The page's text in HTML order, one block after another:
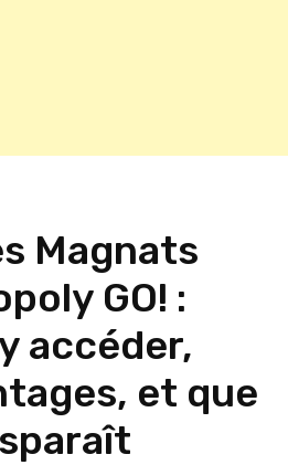
Magnats
GO! :
accéder,
et que